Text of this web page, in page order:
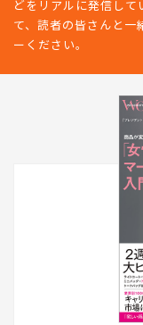
どをリアルに発信して
て、読者の皆さんと一
ーください。